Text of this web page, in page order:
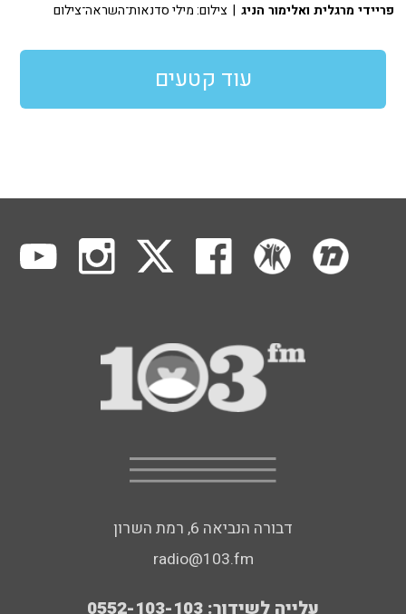
פריידי מרגלית ואלימור הניג | צילום: מילי סדנאות־השראה־צילום
עוד קטעים
דבורה הנביאה 6, רמת השרון
radio@103.fm
עלייה לשידור: 0552-103-103